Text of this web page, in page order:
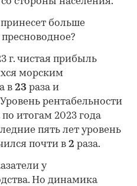
больше
г. чистая прибыль
морским
в 23 раза и
рентабельности
итогам 2023 года
пять лет уровень
почти в 2 раза.
у
Но динамика